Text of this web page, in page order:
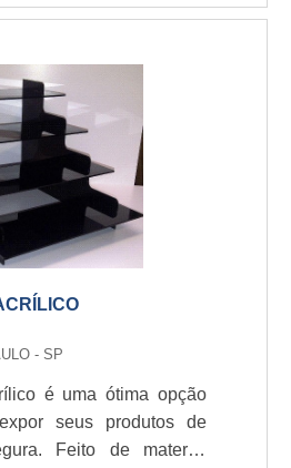
resistente garantem
Além disso, o Display
montar e desmontar,
transporte para qualquer
uma solução de
eficaz e duradoura, o
a escolha certa.
- SP
é uma ótima opção
seus produtos de
Feito de material